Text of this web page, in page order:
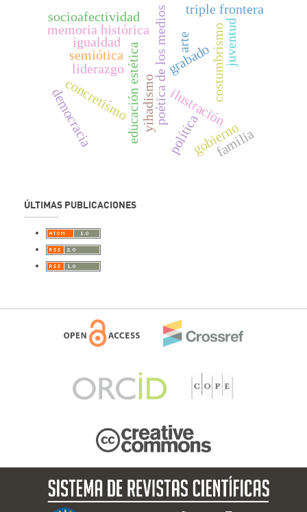
educación estéticapoética de los medios
semiótica
concretismo
memoria histórica
ilustración
grabadocostumbrismo
arte
democracia política
igualdad
gobierno
familia
socioafectividad
liderazgo
.
juventud
triple frontera
yihadismo
ÚLTIMAS PUBLICACIONES